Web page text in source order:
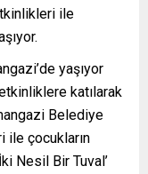
ile
katılarak
Belediye
ile çocukların
Nesil Bir Tuval’